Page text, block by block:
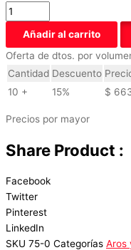
Añadir al carrito
Oferta de dtos. por
Cantidad Descuento
10 +
15% $
Precios por mayor
Share Product :
Facebook
Twitter
Pinterest
LinkedIn
SKU 75-0 Categorías Aros